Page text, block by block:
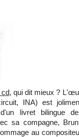
cd, qui dit mieux ?
INA) est
livret bilingue
sa compagne,
au